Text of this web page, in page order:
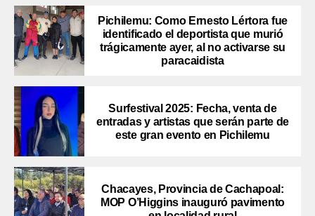
Pichilemu: Como Ernesto Lértora fue
identificado el deportista que murió
trágicamente ayer, al no activarse su
paracaidista
Surfestival 2025: Fecha, venta de
entradas y artistas que serán parte de
este gran evento en Pichilemu
Chacayes, Provincia de Cachapoal:
MOP O’Higgins inauguró pavimento